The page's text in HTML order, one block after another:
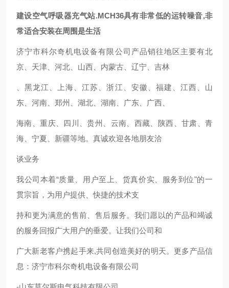
建设空气呼吸器充气站.MCH36具有非常低的运转噪音,非
常适合安装在周围是生活
济宁市科尔奇机电设备有限公司产品销往地区主要有北
京、天津、河北、山西、内蒙古、辽宁、吉林
、黑龙江、上海、江苏、浙江、安徽、福建、江西、山
东、河南、郑州、湖北、湖南、广东、广西、
海南、重庆、四川、贵州、云南、西藏、陕西、甘肃、青
海、宁夏、新疆等地。真诚欢迎各地朋友洽
谈业务
我公司本着“质量、用户至上、货真价实、服务到位"的一
贯宗旨，为用户提供、快捷的技术支
持和更为满意的售前、售后服务。我们愿以的产品和竭诚
的服务回报广大用户的垂爱。让我们公司和
广大新老客户携起手来,共同创造美好的明天。更多产品信
息：济宁市科尔奇机电设备有限公司